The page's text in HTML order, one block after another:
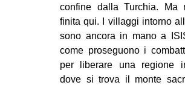
confine dalla Turchia. Ma
finita qui. I villaggi intorno
sono ancora in mano a
come proseguono i
per liberare una regione
dove si trova il monte